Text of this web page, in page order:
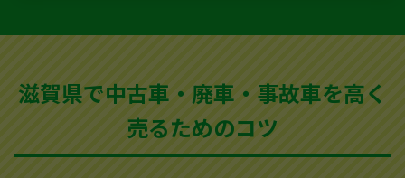
買取可能です。
ソコカラは世界１１０か国に独自の販売ネットワーク
を持ち、国内に自社物流網、自社ヤードをもっている
滋賀県で中古車・廃車・事故車を高く
売るためのコツ